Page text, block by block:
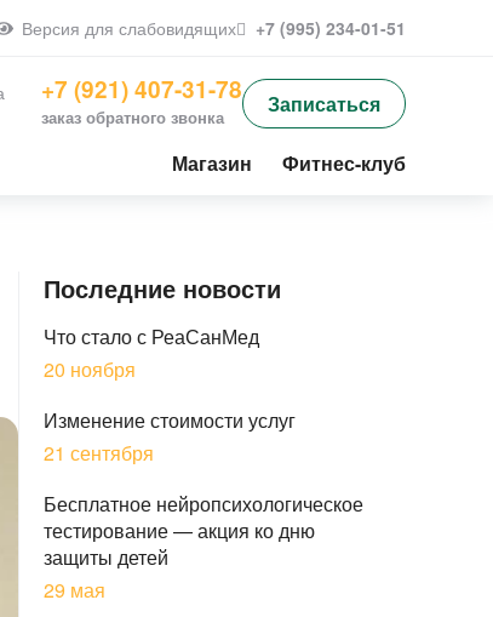
Версия для слабовидящих +7 (995) 234-01-51
+7 (921) 407-31-78
заказ обратного звонка Записаться
Фитнес-клуб
Магазин
Последние новости
Что стало с РеаСанМед
20 ноября
Изменение стоимости услуг
21 сентября
Бесплатное нейропсихологическое
тестирование — акция ко дню
защиты детей
29 мая